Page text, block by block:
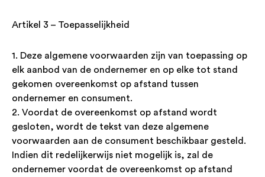
Artikel 3 – Toepasselijkheid
1. Deze algemene voorwaarden zijn van toepassing op
elk aanbod van de ondernemer en op elke tot stand
gekomen overeenkomst op afstand tussen
ondernemer en consument.
2. Voordat de overeenkomst op afstand wordt
gesloten, wordt de tekst van deze algemene
voorwaarden aan de consument beschikbaar gesteld.
Indien dit redelijkerwijs niet mogelijk is, zal de
ondernemer voordat de overeenkomst op afstand